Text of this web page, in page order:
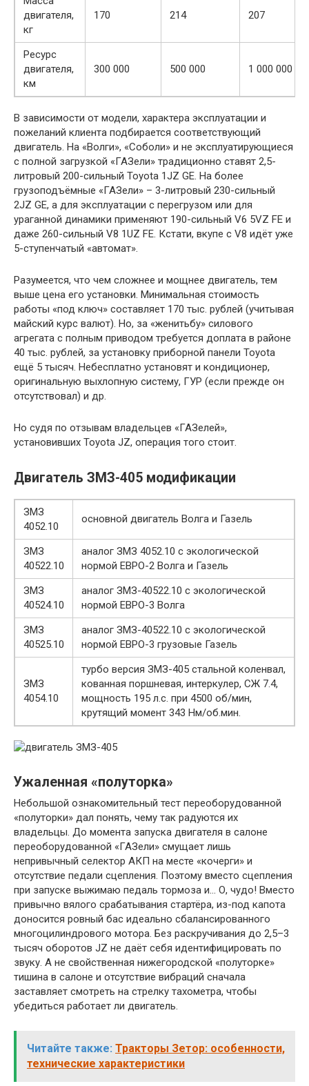
двигателя,
кг
170 214 207
Ресурс
двигателя,
км
300 000 500 000 1 000 000
В зависимости от модели, характера эксплуатации и
пожеланий клиента подбирается соответствующий
двигатель. На «Волги», «Соболи» и не эксплуатирующиеся
с полной загрузкой «ГАЗели» традиционно ставят 2,5-
литровый 200-сильный Toyota 1JZ GE. На более
грузоподъёмные «ГАЗели» – 3-литровый 230-сильный
2JZ GE, а для эксплуатации с перегрузом или для
ураганной динамики применяют 190-сильный V6 5VZ FE и
даже 260-сильный V8 1UZ FE. Кстати, вкупе с V8 идёт уже
5-ступенчатый «автомат».
Разумеется, что чем сложнее и мощнее двигатель, тем
выше цена его установки. Минимальная стоимость
работы «под ключ» составляет 170 тыс. рублей (учитывая
майский курс валют). Но, за «женитьбу» силового
агрегата с полным приводом требуется доплата в районе
40 тыс. рублей, за установку приборной панели Toyota
ещё 5 тысяч. Небесплатно установят и кондиционер,
оригинальную выхлопную систему, ГУР (если прежде он
отсутствовал) и др.
Но судя по отзывам владельцев «ГАЗелей»,
установивших Toyota JZ, операция того стоит.
Двигатель ЗМЗ-405 модификации
ЗМЗ
4052.10
основной двигатель Волга и Газель
ЗМЗ
40522.10
аналог ЗМЗ 4052.10 с экологической
нормой ЕВРО-2 Волга и Газель
ЗМЗ
40524.10
аналог ЗМЗ-40522.10 с экологической
нормой ЕВРО-3 Волга
ЗМЗ
40525.10
аналог ЗМЗ-40522.10 с экологической
нормой ЕВРО-3 грузовые Газель
ЗМЗ
4054.10
турбо версия ЗМЗ-405 стальной коленвал,
кованная поршневая, интеркулер, СЖ 7.4,
мощность 195 л.с. при 4500 об/мин,
крутящий момент 343 Нм/об.мин.
Ужаленная «полуторка»
Небольшой ознакомительный тест переоборудованной
«полуторки» дал понять, чему так радуются их
владельцы. До момента запуска двигателя в салоне
переоборудованной «ГАЗели» смущает лишь
непривычный селектор АКП на месте «кочерги» и
отсутствие педали сцепления. Поэтому вместо сцепления
при запуске выжимаю педаль тормоза и… О, чудо! Вместо
привычно вялого срабатывания стартёра, из-под капота
доносится ровный бас идеально сбалансированного
многоцилиндрового мотора. Без раскручивания до 2,5–3
тысяч оборотов JZ не даёт себя идентифицировать по
звуку. А не свойственная нижегородской «полуторке»
тишина в салоне и отсутствие вибраций сначала
заставляет смотреть на стрелку тахометра, чтобы
убедиться работает ли двигатель.
Читайте также: Тракторы Зетор: особенности,
технические характеристики